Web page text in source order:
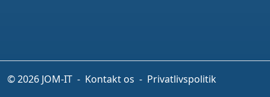
© 2026 JOM-IT - Kontakt os - Privatlivspolitik